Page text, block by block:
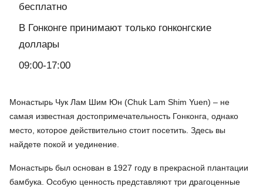
бесплатно
В Гонконге принимают только гонконгские
доллары
09:00-17:00
Монастырь Чук Лам Шим Юн (Chuk Lam Shim Yuen) – не
самая известная достопримечательность Гонконга, однако
место, которое действительно стоит посетить. Здесь вы
найдете покой и уединение.
Монастырь был основан в 1927 году в прекрасной плантации
бамбука. Особую ценность представляют три драгоценные